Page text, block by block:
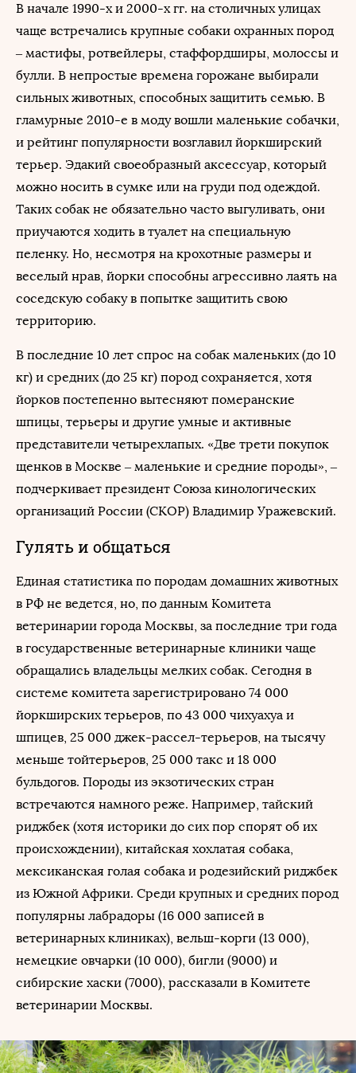
В начале 1990-х и 2000-х гг. на столичных улицах
чаще встречались крупные собаки охранных пород
– мастифы, ротвейлеры, стаффордширы, молоссы и
булли. В непростые времена горожане выбирали
сильных животных, способных защитить семью. В
гламурные 2010-е в моду вошли маленькие собачки,
и рейтинг популярности возглавил йоркширский
терьер. Эдакий своеобразный аксессуар, который
можно носить в сумке или на груди под одеждой.
Таких собак не обязательно часто выгуливать, они
приучаются ходить в туалет на специальную
пеленку. Но, несмотря на крохотные размеры и
веселый нрав, йорки способны агрессивно лаять на
соседскую собаку в попытке защитить свою
территорию.
В последние 10 лет спрос на собак маленьких (до 10
кг) и средних (до 25 кг) пород сохраняется, хотя
йорков постепенно вытесняют померанские
шпицы, терьеры и другие умные и активные
представители четырехлапых. «Две трети покупок
щенков в Москве – маленькие и средние породы», –
подчеркивает президент Союза кинологических
организаций России (СКОР) Владимир Уражевский.
Гулять и общаться
Единая статистика по породам домашних животных
в РФ не ведется, но, по данным Комитета
ветеринарии города Москвы, за последние три года
в государственные ветеринарные клиники чаще
обращались владельцы мелких собак. Сегодня в
системе комитета зарегистрировано 74 000
йоркширских терьеров, по 43 000 чихуахуа и
шпицев, 25 000 джек-рассел-терьеров, на тысячу
меньше тойтерьеров, 25 000 такс и 18 000
бульдогов. Породы из экзотических стран
встречаются намного реже. Например, тайский
риджбек (хотя историки до сих пор спорят об их
происхождении), китайская хохлатая собака,
мексиканская голая собака и родезийский риджбек
из Южной Африки. Среди крупных и средних пород
популярны лабрадоры (16 000 записей в
ветеринарных клиниках), вельш-корги (13 000),
немецкие овчарки (10 000), бигли (9000) и
сибирские хаски (7000), рассказали в Комитете
ветеринарии Москвы.